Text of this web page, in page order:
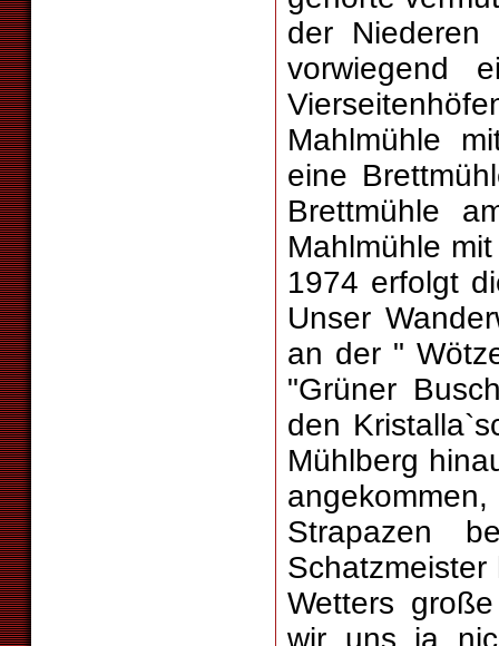
der Niederen
vorwiegend
Mahlmühle
eine
Brettmühle
Mahlmühle
1974 erfolgt
Unser
an der "
"Grüner
den
Mühlberg
Strapazen
Wetters
wir uns ja